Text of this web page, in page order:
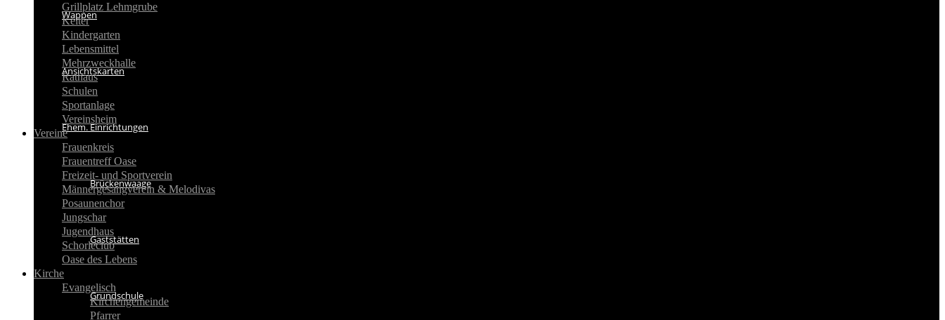
Wappen
Ansichtskarten
Ehem. Einrichtungen
Brückenwaage
Gaststätten
Grundschule
Grillplatz Lehmgrube
Kelter
Kindergarten
Lebensmittel
Mehrzweckhalle
Rathaus
Schulen
Sportanlage
Vereinsheim
Vereine
Frauenkreis
Frauentreff Oase
Freizeit- und Sportverein
Männergesangverein & Melodivas
Posaunenchor
Jungschar
Jugendhaus
Schorleclub
Oase des Lebens
Kirche
Evangelisch
Kirchengemeinde
Pfarrer